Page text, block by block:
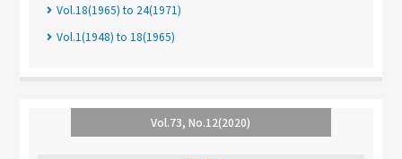
Vol.18(1965) to 24(1971)
Vol.1(1948) to 18(1965)
Vol.73, No.12(2020)